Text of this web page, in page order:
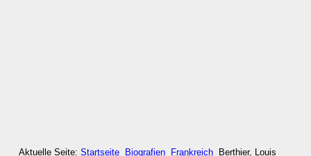
Aktuelle Seite: Startseite Biografien Frankreich
Berthier, Louis